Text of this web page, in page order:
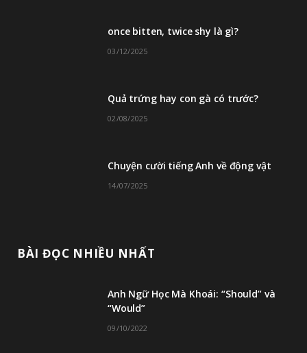
once bitten, twice shy là gì?
03/12/2025
Quả trứng hay con gà có trước?
02/08/2025
Chuyện cười tiếng Anh về động vật
14/07/2025
BÀI ĐỌC NHIỀU NHẤT
Anh Ngữ Học Mà Khoái: “Should” và
“Would”
09/10/2022